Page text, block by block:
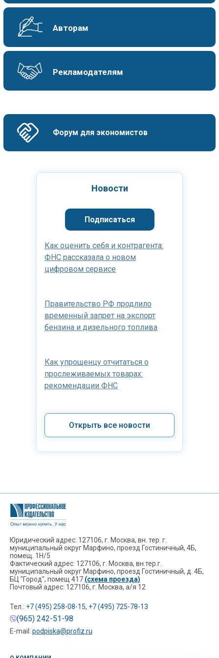
Авторам
Рекламодателям
Форум для экономистов
Новости
Подписаться
Как оценить себя и контрагента:
ФНС рассказала о новом
цифровом сервисе
Правительство РФ продлило
временный запрет на экспорт
бензина и дизельного топлива
Как упрощенцу отчитаться о
прослеживаемых товарах:
рекомендации ФНС
Открыть все новости
Юридический адрес: 127106, г. Москва, вн. тер. г.
муниципальный округ Марфино, проезд Гостиничный, 4Б,
помещ. 1Н/5
Фактический адрес: 127106, г. Москва, вн.тер.г.
муниципальный округ Марфино, проезд Гостиничный, д. 4Б,
БЦ "Город", помещ 417 (схема проезда)
Почтовый адрес: 127106, г. Москва, а/я 12
Тел.: +7 (495) 258-08-15, +7 (495) 725-78-13
(965) 242-51-98
E-mail: podpiska@profiz.ru